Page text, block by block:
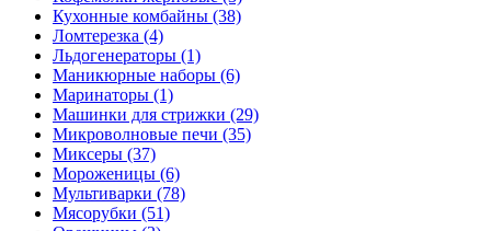
Кухонные комбайны (38)
Ломтерезка (4)
Льдогенераторы (1)
Маникюрные наборы (6)
Маринаторы (1)
Машинки для стрижки (29)
Микроволновые печи (35)
Миксеры (37)
Мороженицы (6)
Мультиварки (78)
Мясорубки (51)